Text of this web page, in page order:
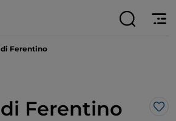
Ferentino
Ferentino